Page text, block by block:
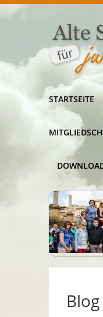
STARTSEITE